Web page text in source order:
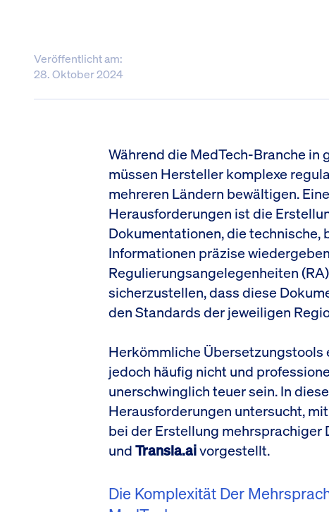
Veröffentlicht am:
28. Oktober 2024
Während die MedTech-Branche
müssen Hersteller komplexe
mehreren Ländern bewältigen.
Herausforderungen ist die
Dokumentationen, die technische,
Informationen präzise
Regulierungsangelegenheiten
sicherzustellen, dass diese
den Standards der jeweiligen
Herkömmliche
jedoch häufig nicht und
unerschwinglich teuer sein. In
Herausforderungen untersucht,
bei der Erstellung
undTransla.aivorgestellt.
Die Komplexität Der